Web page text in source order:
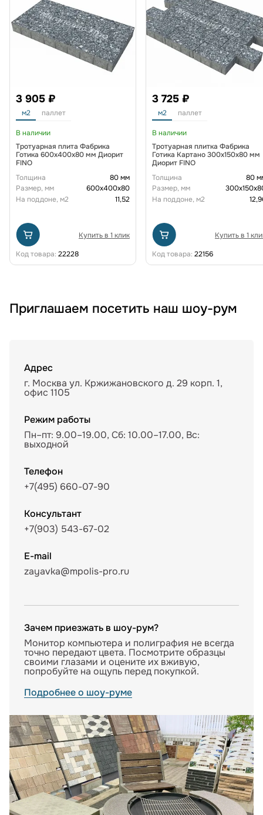
3 905 ₽
м2 паллет
В наличии
Тротуарная плита Фабрика
Готика 600х400х80 мм Диорит
FINO
Толщина
80 мм
Размер, мм
600х400х80
На поддоне, м2
11,52
Купить в 1 клик
Код товара: 22228
3 725 ₽
м2 паллет
В наличии
Тротуарная плитка Фабрика
Готика Картано 300х150х80 мм
Диорит FINO
Толщина
80
Размер, мм
На поддоне, м2
Купить в 1
Код товара: 22156
Приглашаем посетить наш шоу-рум
Адрес
г. Москва ул. Кржижановского д. 29 корп. 1,
офис 1105
Режим работы
Пн–пт: 9.00–19.00, Сб: 10.00–17.00, Вс:
выходной
Телефон
+7(495) 660-07-90
Консультант
+7(903) 543-67-02
E-mail
zayavka@mpolis-pro.ru
Зачем приезжать в шоу-рум?
Монитор компьютера и полиграфия не всегда
точно передают цвета. Посмотрите образцы
своими глазами и оцените их вживую,
попробуйте на ощупь перед покупкой.
Подробнее о шоу-руме